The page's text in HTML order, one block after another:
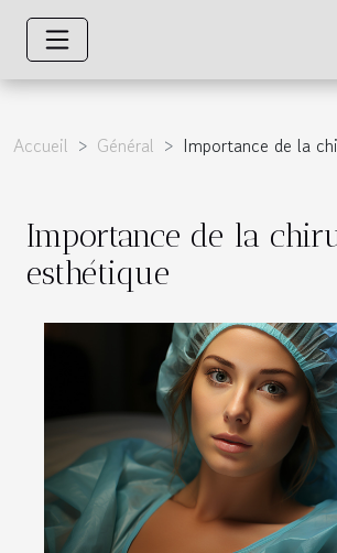
Accueil Général Importance de la
Importance de la
esthétique